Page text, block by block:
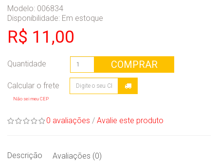
Modelo: 006834
Disponibilidade: Em estoque
R$ 11,00
Quantidade COMPRAR
Não sei meu CEP
0 avaliações / Avalie este produto
Descrição Avaliações (0)